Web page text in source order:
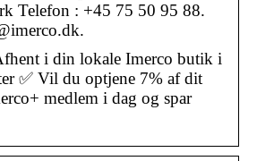
Telefon : +45 75 50 95 88.
i din lokale Imerco butik i
✅ Vil du optjene 7% af dit
medlem i dag og spar